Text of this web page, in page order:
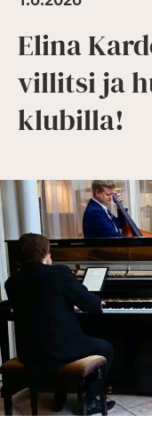
Elina
villitsi ja
klubilla!